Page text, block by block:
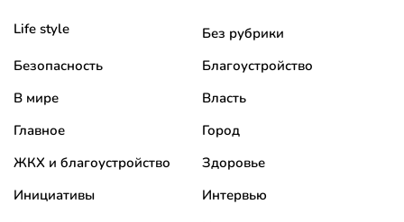
Life style
Без рубрики
Безопасность
Благоустройство
В мире
Власть
Главное
Город
ЖКХ и благоустройство
Здоровье
Инициативы
Интервью